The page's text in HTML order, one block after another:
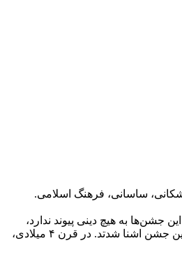
ساسانی، فرهنگ اسلامی.
به هیچ دینی پیوند ندارد،
زاده جغرافیا و اقلیم چهارگانه این سرزمین است. یلدا، جشن باستانی این سرزمین و در اساطیر روز زایش خورشید خوانده شده است. رومی‌ها در قرن نخست میلادی با این جشن اشنا شدتد. در قرن ۴ میلادی،